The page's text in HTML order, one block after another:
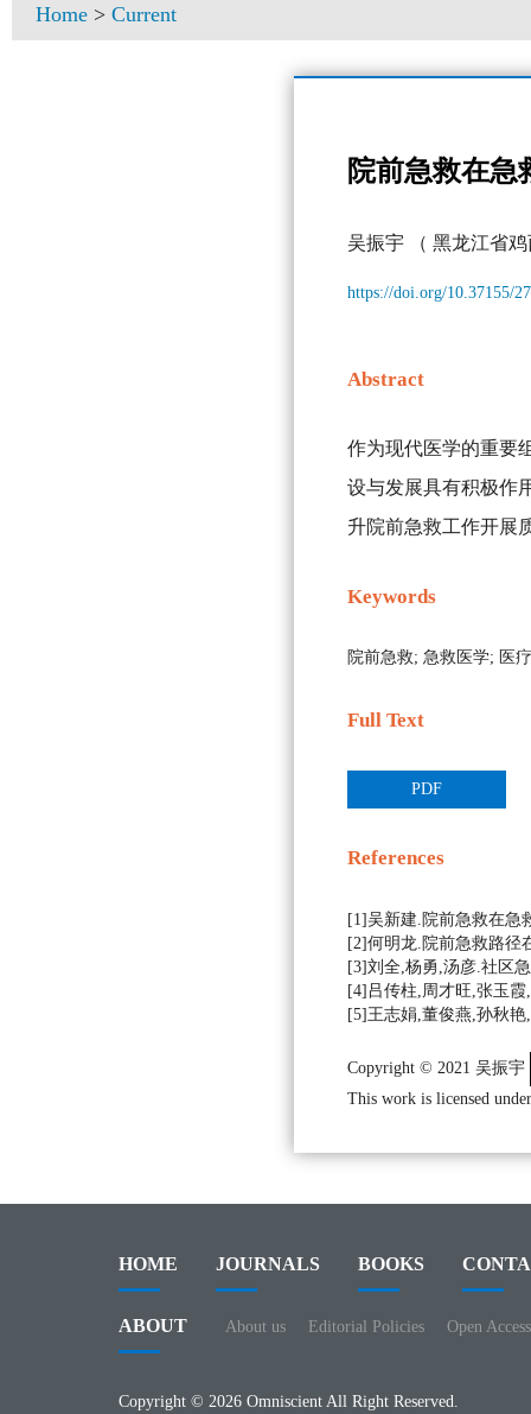
Home > Current
院前急救在急
吴振宇 （ 黑龙江省
https://doi.org/10.37155/
Abstract
作为现代医学的重要
设与发展具有积极作
升院前急救工作开展
Keywords
院前急救; 急救医学; 医
Full Text
PDF
References
[1]吴新建.院前急救在急
[2]何明龙.院前急救路径
[3]刘全,杨勇,汤彦.社区
[4]吕传柱,周才旺,张玉
[5]王志娟,董俊燕,孙秋艳
Copyright © 2021 吴振宇
This work is licensed
HOME JOURNALS BOOKS
ABOUT About us Editorial Policies Open
Copyright © 2026 Omniscient All Right Reserved.